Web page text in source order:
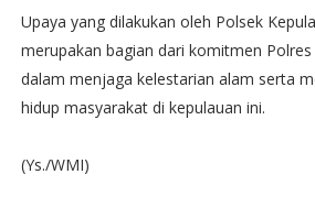
Upaya yang dilakukan oleh Polsek
merupakan bagian dari komitmen Polres
dalam menjaga kelestarian alam serta
hidup masyarakat di kepulauan ini.
(Ys./WMI)